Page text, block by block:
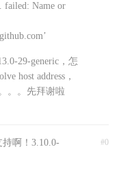
failed: Name or
29-generic，怎
host address，
。。先拜谢啦
#0
啊！3.10.0-